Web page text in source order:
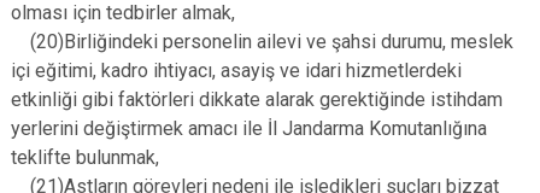
olması için tedbirler almak,
(20)Birliğindeki personelin ailevi ve şahsi durumu, meslek
içi eğitimi, kadro ihtiyacı, asayiş ve idari hizmetlerdeki
etkinliği gibi faktörleri dikkate alarak gerektiğinde istihdam
yerlerini değiştirmek amacı ile İl Jandarma Komutanlığına
teklifte bulunmak,
(21)Astların görevleri nedeni ile işledikleri suçları bizzat